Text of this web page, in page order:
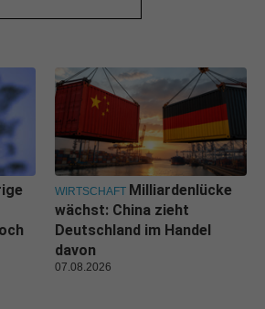
WIRTSCHAFT Milliardenlücke
wächst: China zieht
Deutschland im Handel
davon
07.08.2026